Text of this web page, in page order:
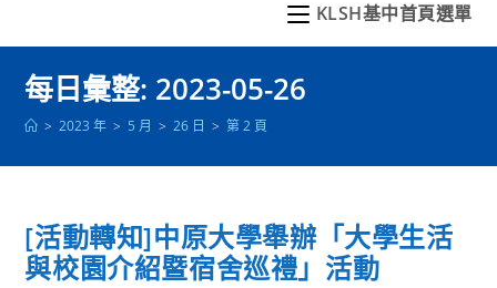
KLSH基中首頁選單
每日彙整: 2023-05-26
> 2023 年 > 5 月 > 26 日 > 第 2 頁
[活動轉知]中原大學舉辦「大學生活
與校園介紹暨宿舍巡禮」活動